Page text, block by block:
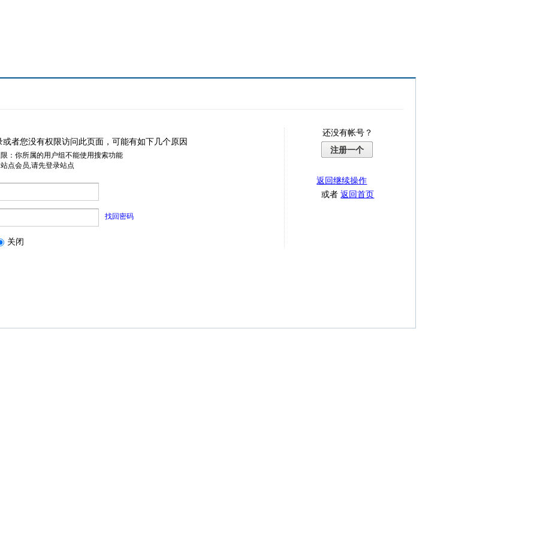
或者您没有权限访问此页面，可能有如下几个原因
：你所属的用户组不能使用搜索功能
点会员,请先登录站点
找回密码
关闭
还没有帐号？
注册一个
返回继续操作
或者返回首页